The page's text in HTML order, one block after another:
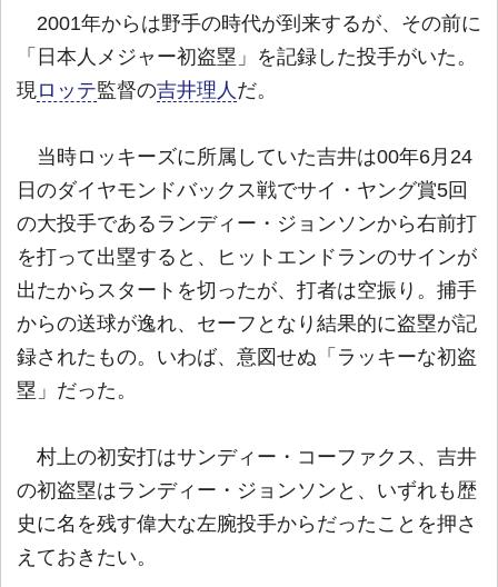
2001年からは野手の時代が到来するが、その前に
「日本人メジャー初盗塁」を記録した投手がいた。
現 ロッテ監督の吉井理人 だ。
当時ロッキーズに所属していた吉井は00年6月24
日のダイヤモンドバックス戦でサイ・ヤング賞5回
の大投手であるランディー・ジョンソンから右前打
を打って出塁すると、ヒットエンドランのサインが
出たからスタートを切ったが、打者は空振り。捕手
からの送球が逸れ、セーフとなり結果的に盗塁が記
録されたもの。いわば、意図せぬ「ラッキーな初盗
塁」だった。
村上の初安打はサンディー・コーファクス、吉井
の初盗塁はランディー・ジョンソンと、いずれも歴
史に名を残す偉大な左腕投手からだったことを押さ
えておきたい。